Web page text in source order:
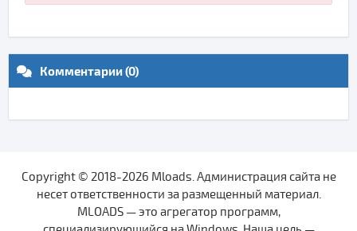
Комментарии (0)
Copyright © 2018-2026 Mloads. Администрация сайта не
несет ответственности за размещенный материал.
MLOADS — это агрегатор программ,